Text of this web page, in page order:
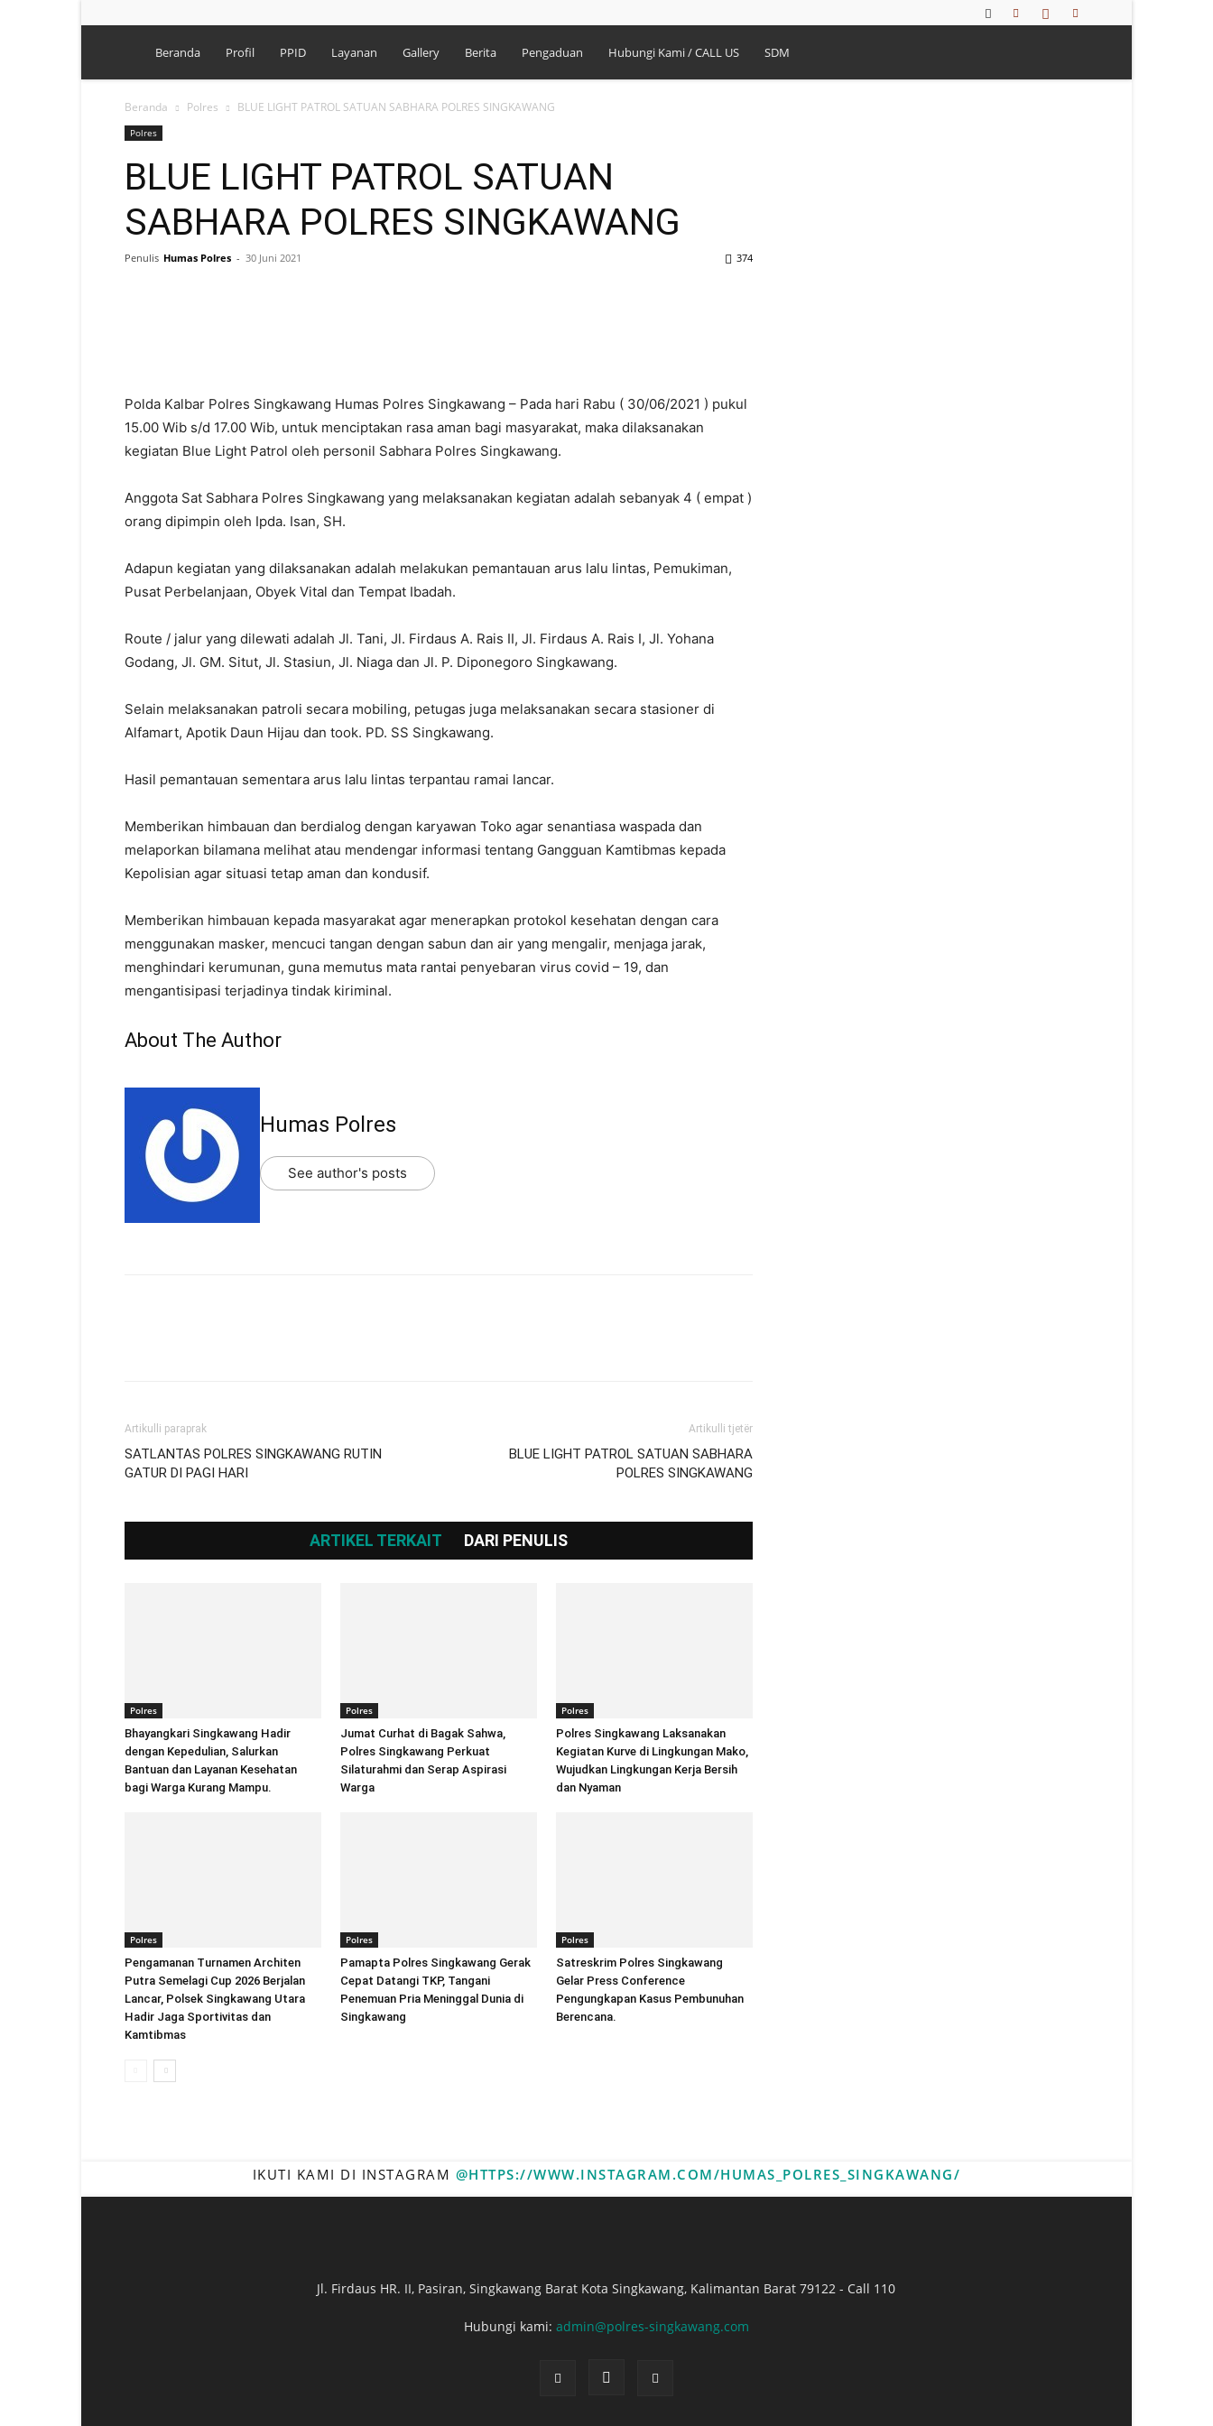
Polres
Singkawang
Beranda Profil PPID Layanan Gallery Berita Pengaduan Hubungi Kami / CALL US SDM
Beranda Polres BLUE LIGHT PATROL SATUAN SABHARA POLRES SINGKAWANG
Polres
BLUE LIGHT PATROL SATUAN
SABHARA POLRES SINGKAWANG
Penulis Humas Polres - 30 Juni 2021 374
Polda Kalbar Polres Singkawang Humas Polres Singkawang – Pada hari Rabu ( 30/06/2021 ) pukul
15.00 Wib s/d 17.00 Wib, untuk menciptakan rasa aman bagi masyarakat, maka dilaksanakan
kegiatan Blue Light Patrol oleh personil Sabhara Polres Singkawang.
Anggota Sat Sabhara Polres Singkawang yang melaksanakan kegiatan adalah sebanyak 4 ( empat )
orang dipimpin oleh Ipda. Isan, SH.
Adapun kegiatan yang dilaksanakan adalah melakukan pemantauan arus lalu lintas, Pemukiman,
Pusat Perbelanjaan, Obyek Vital dan Tempat Ibadah.
Route / jalur yang dilewati adalah Jl. Tani, Jl. Firdaus A. Rais II, Jl. Firdaus A. Rais I, Jl. Yohana
Godang, Jl. GM. Situt, Jl. Stasiun, Jl. Niaga dan Jl. P. Diponegoro Singkawang.
Selain melaksanakan patroli secara mobiling, petugas juga melaksanakan secara stasioner di
Alfamart, Apotik Daun Hijau dan took. PD. SS Singkawang.
Hasil pemantauan sementara arus lalu lintas terpantau ramai lancar.
Memberikan himbauan dan berdialog dengan karyawan Toko agar senantiasa waspada dan
melaporkan bilamana melihat atau mendengar informasi tentang Gangguan Kamtibmas kepada
Kepolisian agar situasi tetap aman dan kondusif.
Memberikan himbauan kepada masyarakat agar menerapkan protokol kesehatan dengan cara
menggunakan masker, mencuci tangan dengan sabun dan air yang mengalir, menjaga jarak,
menghindari kerumunan, guna memutus mata rantai penyebaran virus covid – 19, dan
mengantisipasi terjadinya tindak kiriminal.
About The Author
Humas Polres
See author's posts
Artikulli paraprak
SATLANTAS POLRES SINGKAWANG RUTIN
GATUR DI PAGI HARI
Artikulli tjetër
BLUE LIGHT PATROL SATUAN SABHARA
POLRES SINGKAWANG
ARTIKEL TERKAIT DARI PENULIS
Polres
Bhayangkari Singkawang Hadir
dengan Kepedulian, Salurkan
Bantuan dan Layanan Kesehatan
bagi Warga Kurang Mampu.
Polres
Jumat Curhat di Bagak Sahwa,
Polres Singkawang Perkuat
Silaturahmi dan Serap Aspirasi
Warga
Polres
Polres Singkawang Laksanakan
Kegiatan Kurve di Lingkungan Mako,
Wujudkan Lingkungan Kerja Bersih
dan Nyaman
Polres
Pengamanan Turnamen Architen
Putra Semelagi Cup 2026 Berjalan
Lancar, Polsek Singkawang Utara
Hadir Jaga Sportivitas dan
Kamtibmas
Polres
Pamapta Polres Singkawang Gerak
Cepat Datangi TKP, Tangani
Penemuan Pria Meninggal Dunia di
Singkawang
Polres
Satreskrim Polres Singkawang
Gelar Press Conference
Pengungkapan Kasus Pembunuhan
Berencana.
IKUTI KAMI DI INSTAGRAM @HTTPS://WWW.INSTAGRAM.COM/HUMAS_POLRES_SINGKAWANG/
Jl. Firdaus HR. II, Pasiran, Singkawang Barat Kota Singkawang, Kalimantan Barat 79122 - Call 110
Hubungi kami: admin@polres-singkawang.com